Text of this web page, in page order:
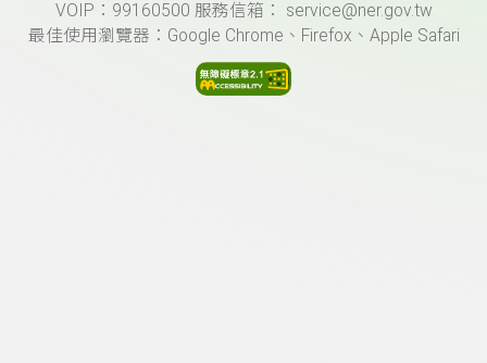
VOIP：99160500 服務信箱： service@ner.gov.tw
最佳使用瀏覽器：Google Chrome、Firefox、Apple Safari